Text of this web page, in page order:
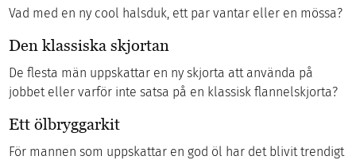
Vad med en ny cool halsduk, ett par vantar eller en mössa?
Den klassiska skjortan
De flesta män uppskattar en ny skjorta att använda på
jobbet eller varför inte satsa på en klassisk flannelskjorta?
Ett ölbryggarkit
För mannen som uppskattar en god öl har det blivit trendigt